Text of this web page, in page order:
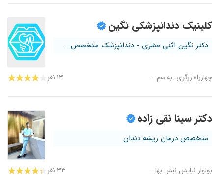
کلینیک دندانپزشکی نگین
دکتر نگین اثنی عشری - دندانپزشک متخصص...
چهارراه زرگری، به سم... ۱۳ نفر
دکتر سینا نقی زاده
متخصص درمان ریشه دندان
بولوار نیایش نبش بها... ۳۳ نفر